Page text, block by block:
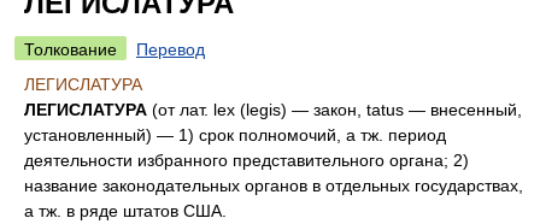
Толкование
Перевод
ЛЕГИСЛАТУРА
ЛЕГИСЛАТУРА (от лат. lex (legis) — закон, tatus — внесенный,
установленный) — 1) срок полномочий, а тж. период
деятельности избранного представительного органа; 2)
название законодательных органов в отдельных государствах,
а тж. в ряде штатов США.